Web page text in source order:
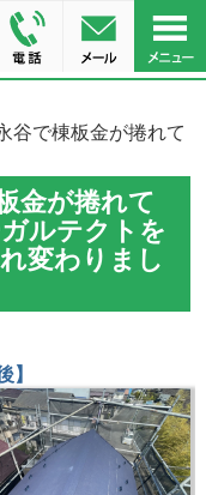
谷で棟板金が捲れて
金が捲れて
ルテクトを
変わりまし
】